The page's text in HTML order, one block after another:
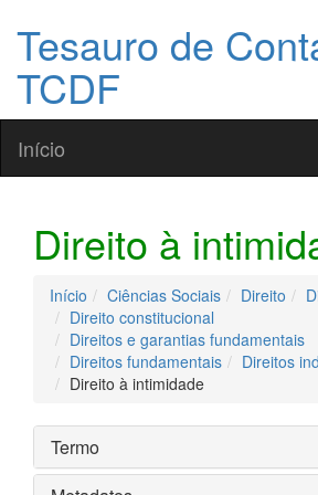
Tesauro de
TCDF
Início
Direito à
Início Ciências Sociais Direito
Direito constitucional
Direitos e garantias fundamentais
Direitos fundamentais
Direitos
Direito à intimidade
Termo